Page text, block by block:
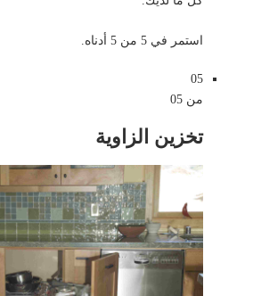
استمر في 5 من 5 أدناه.
05
من 05
تخزين الزاوية